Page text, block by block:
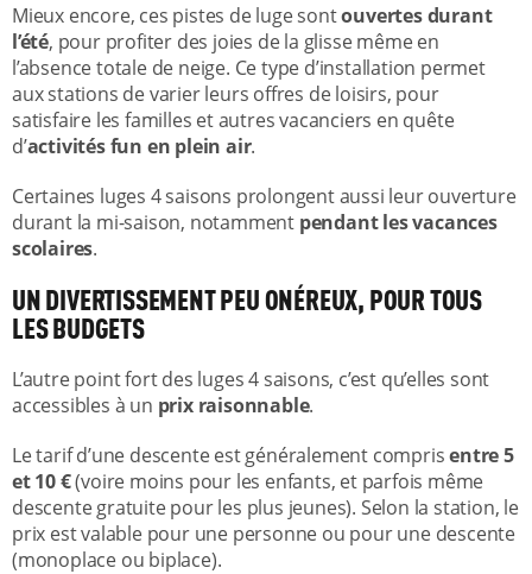
Mieux encore, ces pistes de luge sontouvertes durant
l’été, pour profiter des joies de la glisse même en
l’absence totale de neige. Ce type d’installation permet
aux stations de varier leurs offres de loisirs, pour
satisfaire les familles et autres vacanciers en quête
d’activités fun en plein air.
Certaines luges 4 saisons prolongent aussi leur ouverture
durant la mi-saison, notamment pendant les vacances
scolaires.
UN DIVERTISSEMENT PEU ONÉREUX, POUR TOUS
LES BUDGETS
L’autre point fort des luges 4 saisons, c’est qu’elles sont
accessibles à un prix raisonnable.
Le tarif d’une descente est généralement comprisentre 5
et 10 €(voire moins pour les enfants, et parfois même
descente gratuite pour les plus jeunes). Selon la station, le
prix est valable pour une personne ou pour une descente
(monoplace ou biplace).